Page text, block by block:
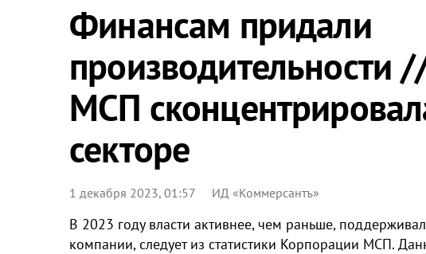
Финансам придали
производительности
МСП
секторе
1 декабря 2023, 01:57 ИД «Коммерсантъ»
В 2023 году власти активнее, чем раньше,
компании, следует из статистики Корпорации МСП.